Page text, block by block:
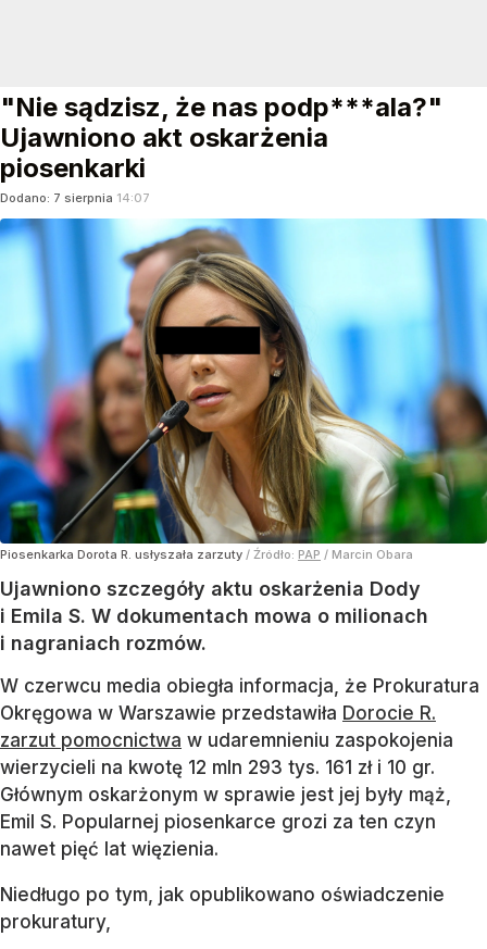
"Nie sądzisz, że nas podp***ala?"
Ujawniono akt oskarżenia
piosenkarki
Dodano: 7 sierpnia 14:07
Piosenkarka Dorota R. usłyszała zarzuty / Źródło: PAP / Marcin Obara
Ujawniono szczegóły aktu oskarżenia Dody
i Emila S. W dokumentach mowa o milionach
i nagraniach rozmów.
W czerwcu media obiegła informacja, że Prokuratura
Okręgowa w Warszawie przedstawiła Dorocie R.
zarzut pomocnictwa w udaremnieniu zaspokojenia
wierzycieli na kwotę 12 mln 293 tys. 161 zł i 10 gr.
Głównym oskarżonym w sprawie jest jej były mąż,
Emil S. Popularnej piosenkarce grozi za ten czyn
nawet pięć lat więzienia.
Niedługo po tym, jak opublikowano oświadczenie
prokuratury,